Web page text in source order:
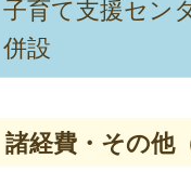
子育て支援セン
併設
諸経費・その他